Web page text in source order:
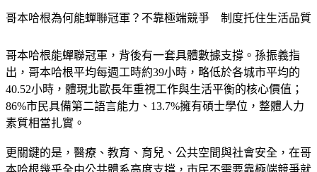
哥本哈根為何能蟬聯冠軍？不靠極端競爭　制度托住生活品質
哥本哈根能蟬聯冠軍，背後有一套具體數據支撐。孫振義指
出， 哥本哈根平均每週工時約39小時，略低於各城市平均的
40.52小時，體現北歐長年重視工作與生活平衡的核心價值 ；
86%市民具備第二語言能力、13.7%擁有碩士學位，整體人力
素質相當扎實。
更關鍵的是， 醫療、教育、育兒、公共空間與社會安全，在哥
本哈根幾乎全由公共體系高度支撐，市民不需要靠極端競爭就